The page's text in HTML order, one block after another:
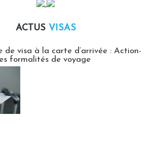
ACTUS VISAS
de visa à la carte d’arrivée : Action-
formalités de voyage